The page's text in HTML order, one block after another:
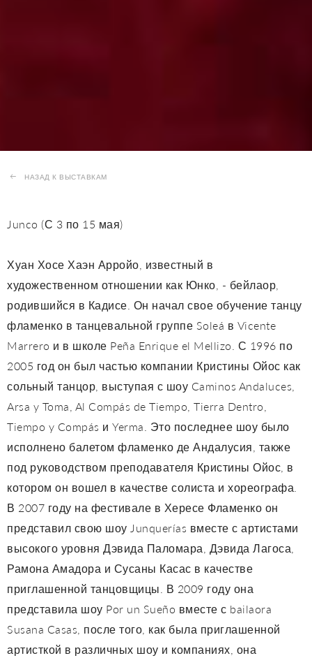
НАЗАД К ВЫСТАВКАМ
Junco (С 3 по 15 мая)
Хуан Хосе Хаэн Арройо, известный в
художественном отношении как Юнко, - бейлаор,
родившийся в Кадисе. Он начал свое обучение танцу
фламенко в танцевальной группе Soleá в Vicente
Marrero и в школе Peña Enrique el Mellizo. С 1996 по
2005 год он был частью компании Кристины Ойос как
сольный танцор, выступая с шоу Caminos Andaluces,
Arsa y Toma, Al Compás de Tiempo, Tierra Dentro,
Tiempo y Compás и Yerma. Это последнее шоу было
исполнено балетом фламенко де Андалусия, также
под руководством преподавателя Кристины Ойос, в
котором он вошел в качестве солиста и хореографа.
В 2007 году на фестивале в Хересе Фламенко он
представил свою шоу Junquerías вместе с артистами
высокого уровня Дэвида Паломара, Дэвида Лагоса,
Рамона Амадора и Сусаны Касас в качестве
приглашенной танцовщицы. В 2009 году она
представила шоу Por un Sueño вместе с bailaora
Susana Casas, после того, как была приглашенной
артисткой в ​​различных шоу и компаниях, она